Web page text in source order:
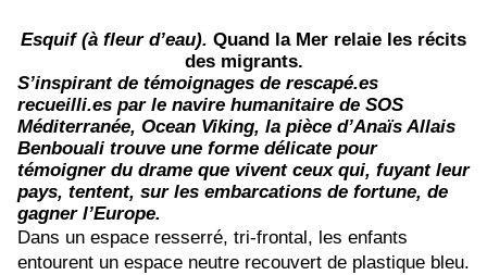
Esquif (à fleur d’eau). Quand la Mer relaie les récits
des migrants.
S’inspirant de témoignages de rescapé.es
recueilli.es par le navire humanitaire de SOS
Méditerranée, Ocean Viking, la pièce d’Anaïs Allais
Benbouali trouve une forme délicate pour
témoigner du drame que vivent ceux qui, fuyant leur
pays, tentent, sur les embarcations de fortune, de
gagner l’Europe.
Dans un espace resserré, tri-frontal, les enfants
entourent un espace neutre recouvert de plastique bleu.